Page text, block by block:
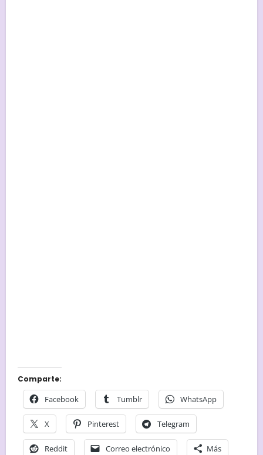
Comparte:
Facebook Tumblr WhatsApp
X Pinterest Telegram
Reddit Correo electrónico Más